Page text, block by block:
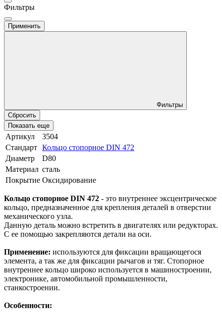
Фильтры
Применить
Фильтры
Сбросить
Показать еще
Артикул
3504
Стандарт Кольцо стопорное DIN 472
Диаметр
D80
Материал сталь
Покрытие Оксидирование
Кольцо стопорное DIN 472 - это внутреннее эксцентрическое
кольцо, предназначенное для крепления деталей в отверстии
механического узла.
Данную деталь можно встретить в двигателях или редукторах.
С ее помощью закрепляются детали на оси.
Применение: используются для фиксации вращающегося
элемента, а так же для фиксации рычагов и тяг. Стопорное
внутреннее кольцо широко используется в машиностроении,
электронике, автомобильной промышленности,
станкостроении.
Особенности: